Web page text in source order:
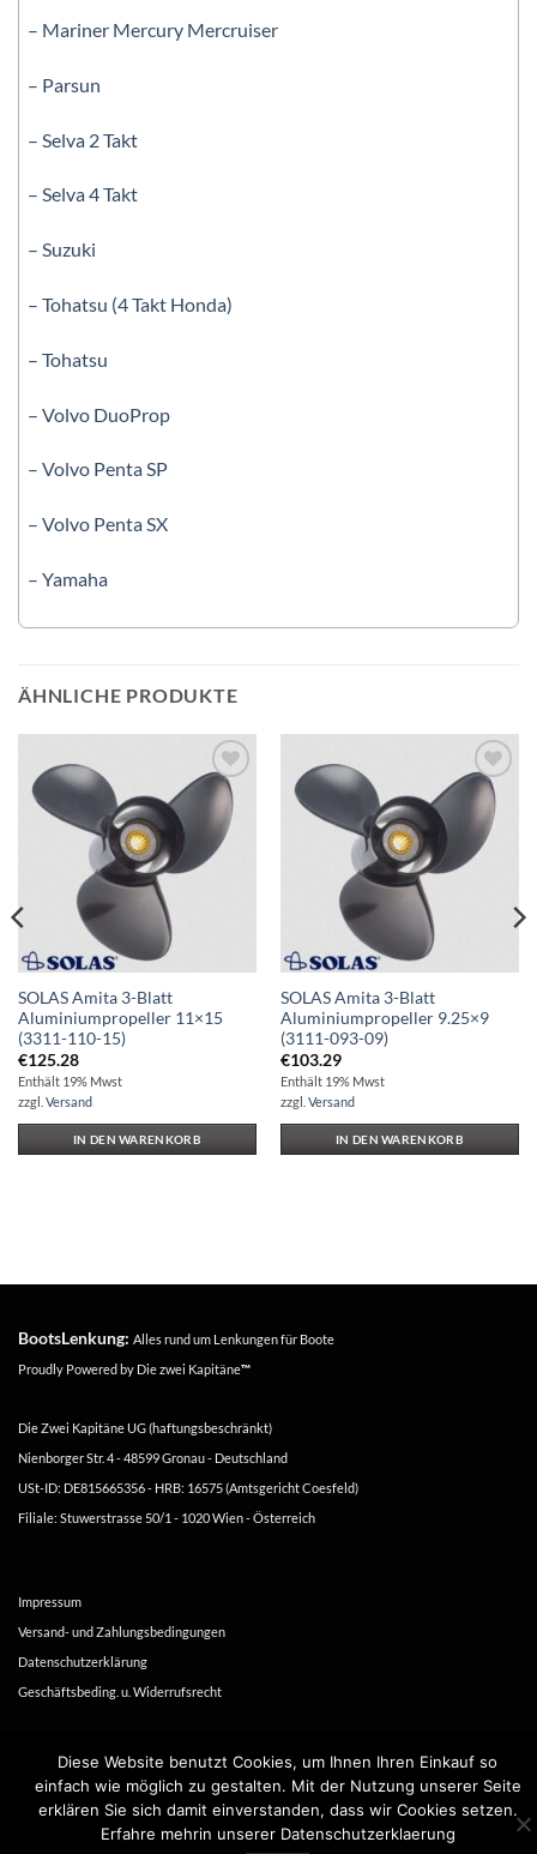
– Mariner Mercury Mercruiser
– Parsun
– Selva 2 Takt
– Selva 4 Takt
– Suzuki
– Tohatsu (4 Takt Honda)
– Tohatsu
– Volvo DuoProp
– Volvo Penta SP
– Volvo Penta SX
– Yamaha
ÄHNLICHE PRODUKTE
Auf die
Wunschliste
SOLAS Amita 3-Blatt
Aluminiumpropeller 11×15
(3311-110-15)
€125.28
Enthält 19% Mwst
zzgl. Versand
IN DEN WARENKORB
Auf die
Wunschliste
SOLAS Amita 3-Blatt
Aluminiumpropeller 9.25×9
(3111-093-09)
€103.29
Enthält 19% Mwst
zzgl. Versand
IN DEN WARENKORB
BootsLenkung: Alles rund um Lenkungen für Boote
Proudly Powered by Die zwei Kapitäne™
Die Zwei Kapitäne UG (haftungsbeschränkt)
Nienborger Str. 4 - 48599 Gronau - Deutschland
USt-ID: DE815665356 - HRB: 16575 (Amtsgericht Coesfeld)
Filiale: Stuwerstrasse 50/1 - 1020 Wien - Österreich
Impressum
Versand- und Zahlungsbedingungen
Datenschutzerklärung
Geschäftsbeding. u. Widerrufsrecht
Copyright 2016-2026 © Die zwei Kapitäne
Diese Website benutzt Cookies, um Ihnen Ihren Einkauf so
einfach wie möglich zu gestalten. Mit der Nutzung unserer Seite
erklären Sie sich damit einverstanden, dass wir Cookies setzen.
Erfahre mehrin unserer Datenschutzerklaerung